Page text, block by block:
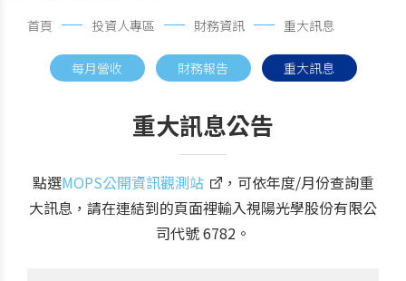
首頁 投資人專區 財務資訊 重大訊息
每月營收 財務報告 重大訊息
重大訊息公告
點選MOPS公開資訊觀測站
，可依年度/月份查詢重
大訊息，請在連結到的頁面裡輸入視陽光學股份有限公
司代號 6782。